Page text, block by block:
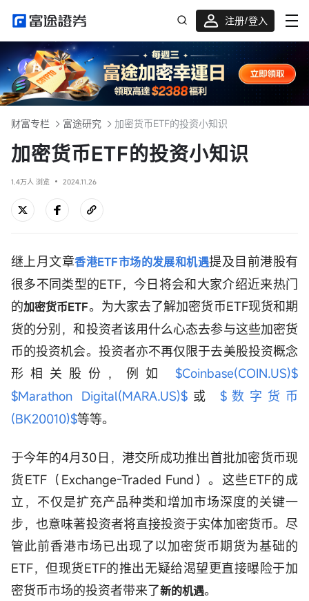
注册/登入
迎新重磅礼 股票/BTC等任你选!
财富专栏 富途研究 加密货币ETF的投资小知识
加密货币ETF的投资小知识
1.4万人 浏览 2024.11.26
继上月文章香港ETF市场的发展和机遇提及目前港股有
很多不同类型的ETF，今日将会和大家介绍近来热门
的加密货币ETF。为大家去了解加密货币ETF现货和期
货的分别，和投资者该用什么心态去参与这些加密货
币的投资机会。投资者亦不再仅限于去美股投资概念
形相关股份，例如
$Coinbase(COIN.US)$
$Marathon Digital(MARA.US)$或
$数字货币
(BK20010)$等等。
于今年的4月30日，港交所成功推出首批加密货币现
货ETF（Exchange-Traded Fund）。这些ETF的成
立，不仅是扩充产品种类和增加市场深度的关键一
步，也意味著投资者将直接投资于实体加密货币。尽
管此前香港市场已出现了以加密货币期货为基础的
ETF，但现货ETF的推出无疑给渴望更直接曝险于加
密货币市场的投资者带来了新的机遇。